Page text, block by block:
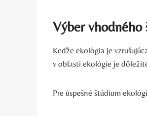
Výber
Keďže ekológia je
v oblasti ekológie je
Pre úspešné štúdium